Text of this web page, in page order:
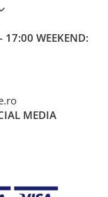
WEEKEND:
MEDIA